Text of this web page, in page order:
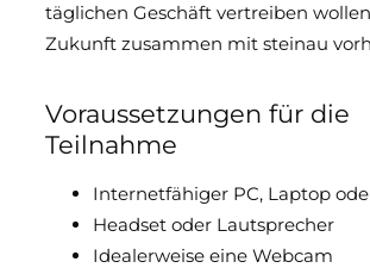
täglichen Geschäft vertreiben
Zukunft zusammen mit steinau
Voraussetzungen für die
Teilnahme
Internetfähiger PC, Laptop
Headset oder Lautsprecher
Idealerweise eine Webcam